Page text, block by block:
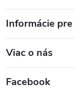
Informácie pre
Viac o nás
Facebook